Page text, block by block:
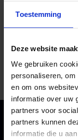
Toestemming
Deze website
We gebruiken
personaliseren,
en om ons
informatie over uw
partners voor
partners kunnen
informatie die u
Alle concerten op
concert ergens
toegangsprijs en
van het